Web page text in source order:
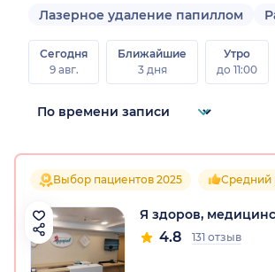
Лазерное удаление папиллом
Сегодня
9 авг.
Ближайшие
3 дня
Утро
до 11:00
Выбор пациентов 2025 Средний
Я здоров,
4.8 131 отзыв